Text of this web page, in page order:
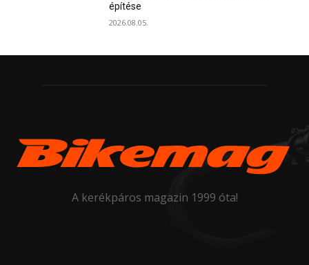
építése
2026.08.05.
A kerékpáros magazin 1999 óta!